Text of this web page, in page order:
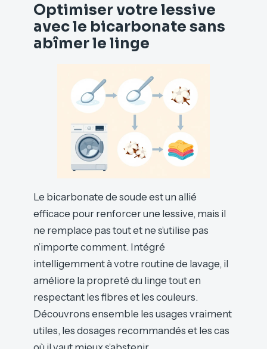
Optimiser votre lessive
avec le bicarbonate sans
abîmer le linge
Le bicarbonate de soude est un allié
efficace pour renforcer une lessive, mais il
ne remplace pas tout et ne s’utilise pas
n’importe comment. Intégré
intelligemment à votre routine de lavage, il
améliore la propreté du linge tout en
respectant les fibres et les couleurs.
Découvrons ensemble les usages vraiment
utiles, les dosages recommandés et les cas